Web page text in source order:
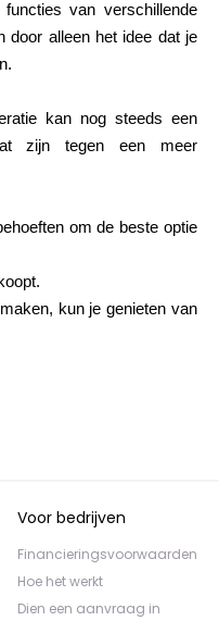
van verschillende
door alleen het idee dat je
kan nog steeds een
zijn tegen een meer
om de beste optie
kun je genieten van
Voor bedrijven
Financieringsvoorwaarden
Hoe het werkt
Dien een aanvraag in